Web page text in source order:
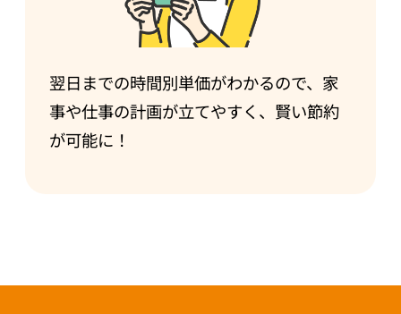
翌日までの時間別単価がわかるので、家
事や仕事の計画が立てやすく、賢い節約
が可能に！